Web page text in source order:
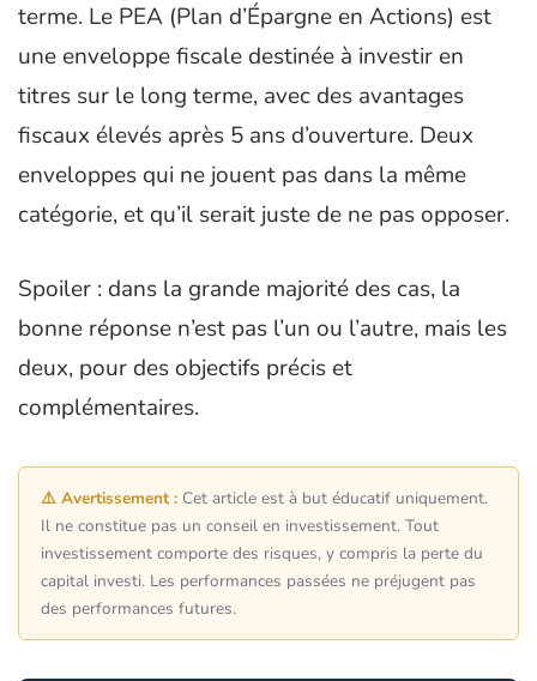
terme. Le PEA (Plan d’Épargne en Actions) est
une enveloppe fiscale destinée à investir en
titres sur le long terme, avec des avantages
fiscaux élevés après 5 ans d’ouverture. Deux
enveloppes qui ne jouent pas dans la même
catégorie, et qu’il serait juste de ne pas opposer.
Spoiler : dans la grande majorité des cas, la
bonne réponse n’est pas l’un ou l’autre, mais les
deux, pour des objectifs précis et
complémentaires.
⚠️ Avertissement : Cet article est à but éducatif uniquement.
Il ne constitue pas un conseil en investissement. Tout
investissement comporte des risques, y compris la perte du
capital investi. Les performances passées ne préjugent pas
des performances futures.